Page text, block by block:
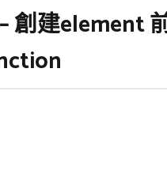
創建element